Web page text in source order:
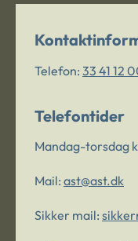
Telefon: 33 41 12
Telefontider
Mandag-torsdag
Mail: ast@ast.dk
Sikker mail: